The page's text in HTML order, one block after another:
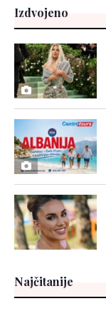
Izdvojeno
Najčitanije